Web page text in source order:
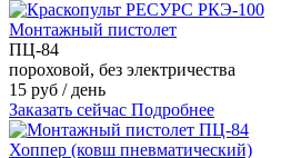
Монтажный пистолет
ПЦ-84
пороховой, без электричества
15 руб / день
Заказать сейчас Подробнее
Хоппер (ковш пневматический)